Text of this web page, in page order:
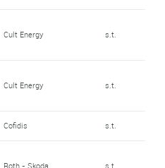
Cult Energy s.t.
Cult Energy s.t.
Cofidis s.t.
Roth - Skoda
s.t.